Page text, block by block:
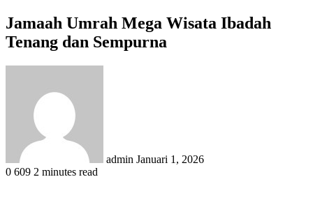
Jamaah Umrah Mega Wisata Ibadah
Tenang dan Sempurna
admin Januari 1, 2026
0 609 2 minutes read